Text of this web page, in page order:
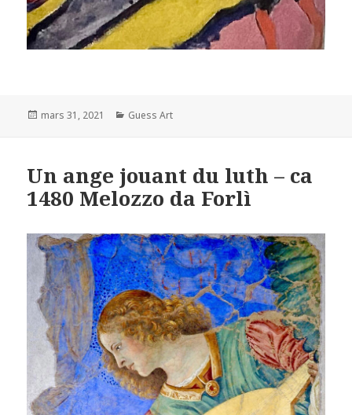
Posted
mars 31, 2021 Categories
Guess Art
Un ange jouant du luth – ca
1480 Melozzo da Forlì